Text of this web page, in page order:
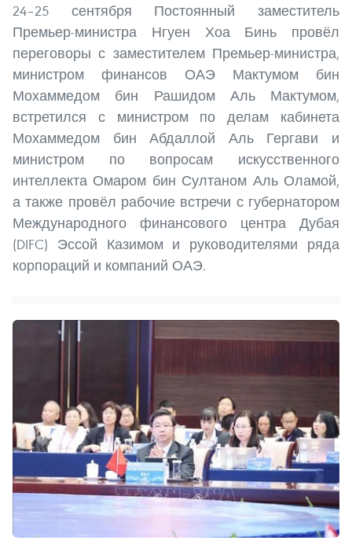
24–25 сентября Постоянный заместитель
Премьер-министра Нгуен Хоа Бинь провёл
переговоры с заместителем Премьер-министра,
министром финансов ОАЭ Мактумом бин
Мохаммедом бин Рашидом Аль Мактумом,
встретился с министром по делам кабинета
Мохаммедом бин Абдаллой Аль Гергави и
министром по вопросам искусственного
интеллекта Омаром бин Султаном Аль Оламой,
а также провёл рабочие встречи с губернатором
Международного финансового центра Дубая
(DIFC) Эссой Казимом и руководителями ряда
корпораций и компаний ОАЭ.